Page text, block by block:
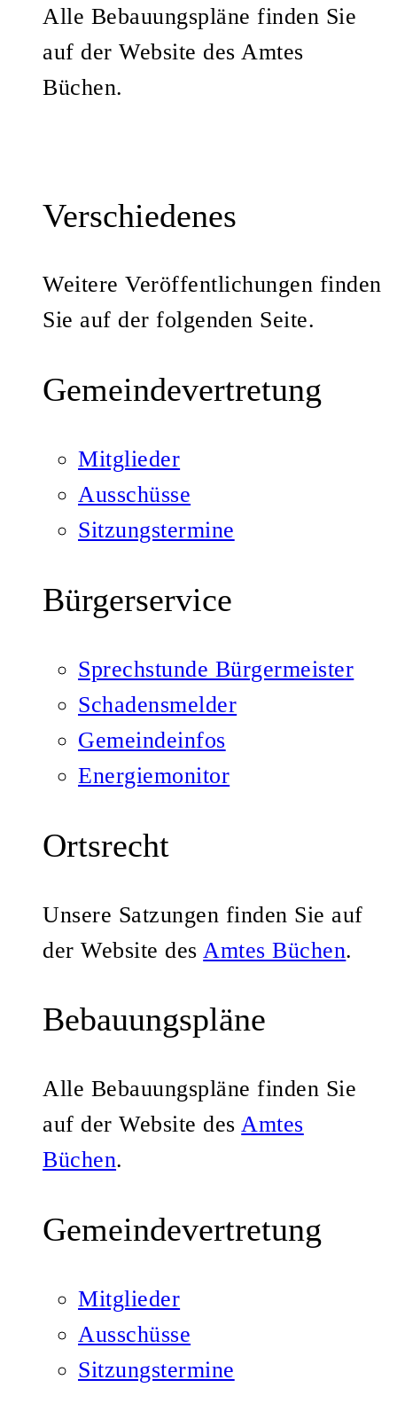
Alle Bebauungspläne finden Sie
auf der Website des Amtes
Büchen.
Verschiedenes
Weitere Veröffentlichungen finden
Sie auf der folgenden Seite.
Gemeindevertretung
Mitglieder
Ausschüsse
Sitzungstermine
Bürgerservice
Sprechstunde Bürgermeister
Schadensmelder
Gemeindeinfos
Energiemonitor
Ortsrecht
Unsere Satzungen finden Sie auf
der Website des Amtes Büchen.
Bebauungspläne
Alle Bebauungspläne finden Sie
auf der Website desAmtes
Büchen.
Gemeindevertretung
Mitglieder
Ausschüsse
Sitzungstermine